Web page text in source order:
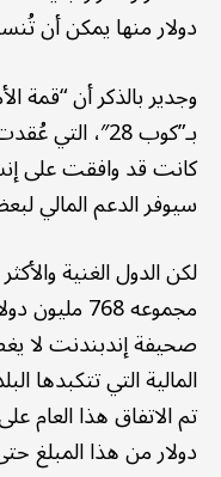
دولار منها يمكن أن
وجدير بالذكر أن “قمة
كانت قد وافقت على
سيوفر الدعم المالي
لكن الدول الغنية
مجموعه 768
صحيفة إندبندنت لا
المالية التي تتكبدها
دولار من هذا المبلغ حتى